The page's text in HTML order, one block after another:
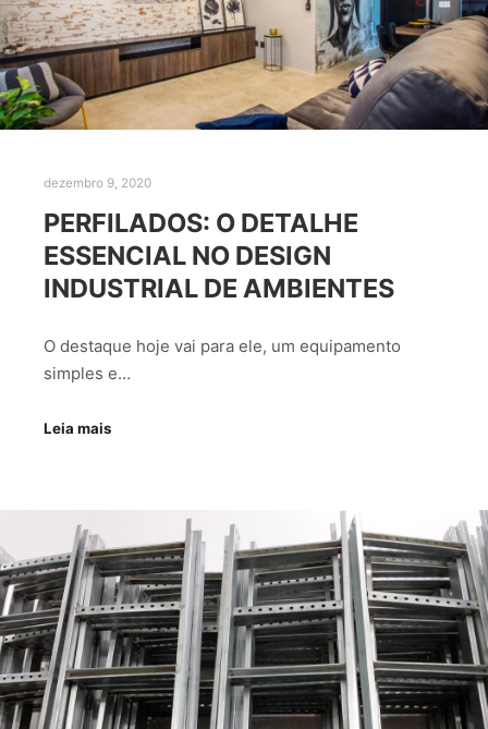
dezembro 9, 2020
PERFILADOS: O DETALHE
ESSENCIAL NO DESIGN
INDUSTRIAL DE AMBIENTES
O destaque hoje vai para ele, um equipamento
simples e…
Leia mais